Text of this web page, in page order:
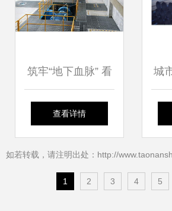
筑牢“地下血脉” 看
见守护春城供水的
查看详情
城
如若转载，请注明出处：http://
1 2 3 4 5